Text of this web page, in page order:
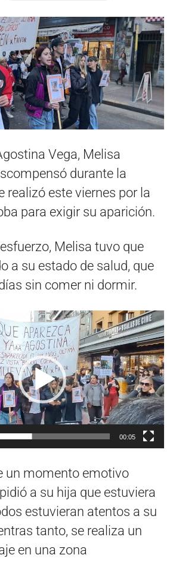
Vega, Melisa
durante la
realizó este viernes por la
para exigir su aparición.
Melisa tuvo que
a su estado de salud, que
sin comer ni dormir.
00:05
un momento emotivo
a su hija que estuviera
estuvieran atentos a su
tanto, se realiza un
en una zona